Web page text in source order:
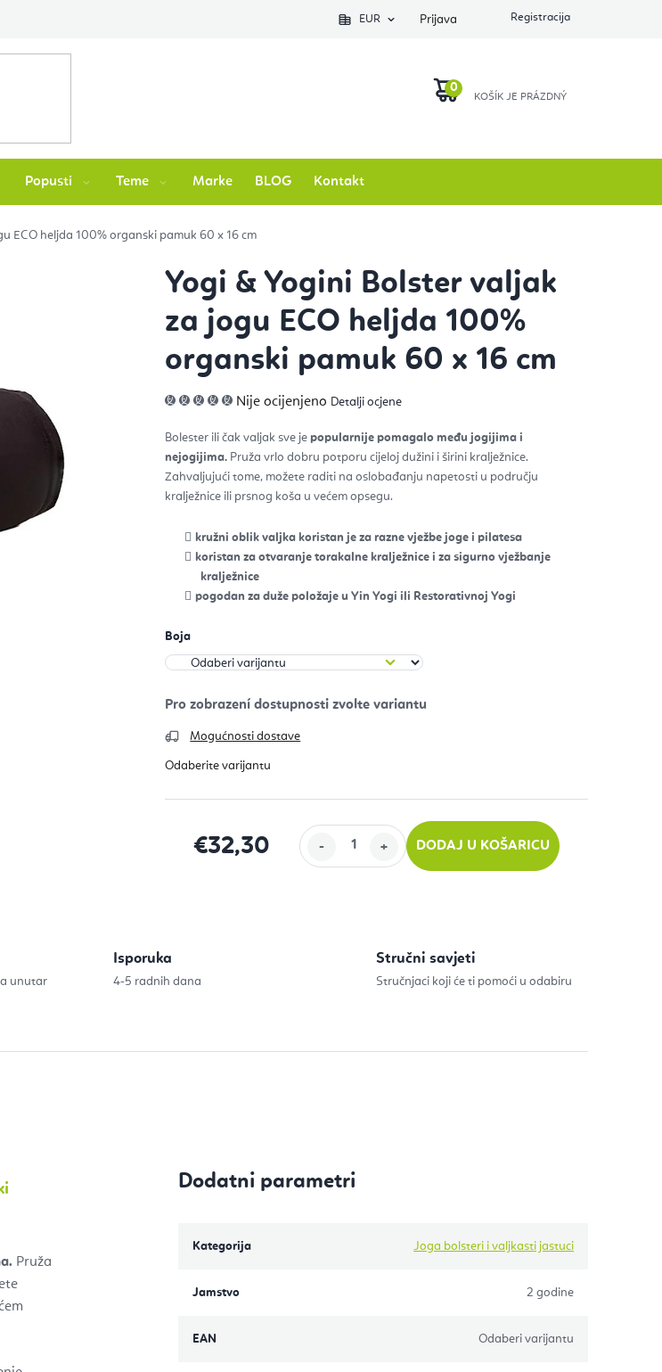
EUR Prijava
Popusti Teme Marke BLOG Kontakt
ECO heljda 100% organski pamuk 60 x 16 cm
Yogi & Yogini Bolster valjak
za jogu ECO heljda 100%
organski pamuk 60 x 16 cm
Prosječna
ocjena
0,0
od
5
zvjezdica.
Nije ocijenjeno Detalji ocjene
Bolester ili čak valjak sve jepopularnije pomagalo među jogijima i
nejogijima. Pruža vrlo dobru potporu cijeloj dužini i širini kralježnice.
Zahvaljujući tome, možete raditi na oslobađanju napetosti u području
kralježnice ili prsnog koša u većem opsegu.
kružni oblik valjka koristan je za razne vježbe joge i pilatesa
koristan za otvaranje torakalne kralježnice i za sigurno vježbanje
kralježnice
pogodan za duže položaje u Yin Yogi ili Restorativnoj Yogi
Boja
Mogućnosti dostave
€32,30 DODAJ U KOŠARICU
unutar
Isporuka
4-5 radnih dana
Stručni savjeti
Stručnjaci koji će ti pomoći u odabiru
Pruža
Dodatni parametri
Kategorija Joga bolsteri i valjkasti jastuci
Jamstvo 2 godine
EAN Odaberi varijantu